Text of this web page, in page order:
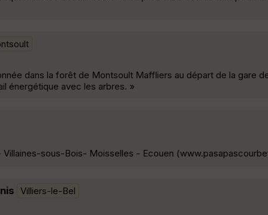
dans la forêt de Montsoult Maffliers au départ de la gare
énergétique avec les arbres. »
sous-Bois- Moisselles - Ecouen
Villiers-le-Bel